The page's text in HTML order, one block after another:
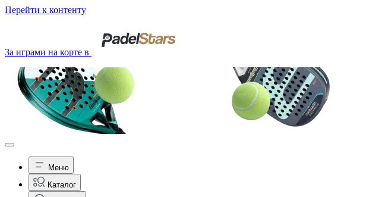
Перейти к контенту
За играми на корте в
Меню
Каталог